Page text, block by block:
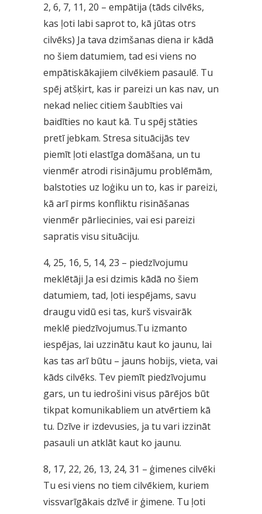
2, 6, 7, 11, 20 – empātija (tāds cilvēks,
kas ļoti labi saprot to, kā jūtas otrs
cilvēks) Ja tava dzimšanas diena ir kādā
no šiem datumiem, tad esi viens no
empātiskākajiem cilvēkiem pasaulē. Tu
spēj atšķirt, kas ir pareizi un kas nav, un
nekad neliec citiem šaubīties vai
baidīties no kaut kā. Tu spēj stāties
pretī jebkam. Stresa situācijās tev
piemīt ļoti elastīga domāšana, un tu
vienmēr atrodi risinājumu problēmām,
balstoties uz loģiku un to, kas ir pareizi,
kā arī pirms konfliktu risināšanas
vienmēr pārliecinies, vai esi pareizi
sapratis visu situāciju.
4, 25, 16, 5, 14, 23 – piedzīvojumu
meklētāji Ja esi dzimis kādā no šiem
datumiem, tad, ļoti iespējams, savu
draugu vidū esi tas, kurš visvairāk
meklē piedzīvojumus.Tu izmanto
iespējas, lai uzzinātu kaut ko jaunu, lai
kas tas arī būtu – jauns hobijs, vieta, vai
kāds cilvēks. Tev piemīt piedzīvojumu
gars, un tu iedrošini visus pārējos būt
tikpat komunikabliem un atvērtiem kā
tu. Dzīve ir izdevusies, ja tu vari izzināt
pasauli un atklāt kaut ko jaunu.
8, 17, 22, 26, 13, 24, 31 – ģimenes cilvēki
Tu esi viens no tiem cilvēkiem, kuriem
vissvarīgākais dzīvē ir ģimene. Tu ļoti